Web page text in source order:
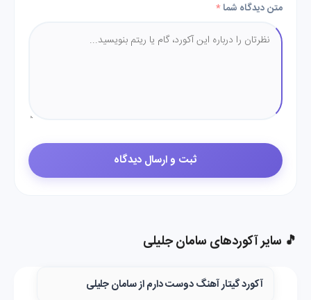
متن دیدگاه شما*
🎵 سایر آکوردهای سامان جلیلی
آکورد گیتار آهنگ دوست دارم از سامان جلیلی